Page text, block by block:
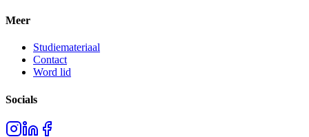
Meer
Studiemateriaal
Contact
Word lid
Socials